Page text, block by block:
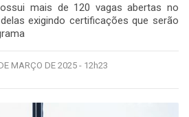
mais de 120 vagas abertas no
exigindo certificações que serão
MARÇO DE 2025 - 12h23